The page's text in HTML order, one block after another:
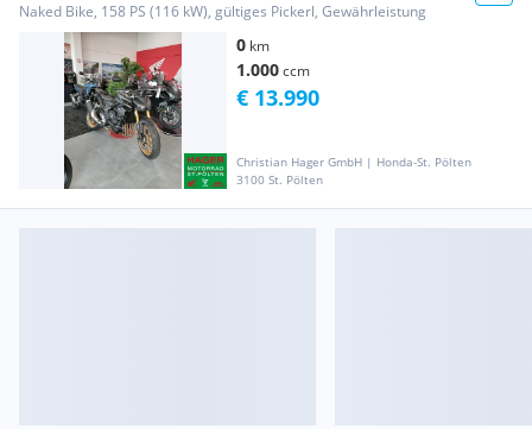
Naked Bike, 158 PS (116 kW), gültiges Pickerl, Gewährleistung
0 km
1.000ccm
Christian Hager GmbH | Honda-St. Pölten
3100 St. Pölten
€ 13.990